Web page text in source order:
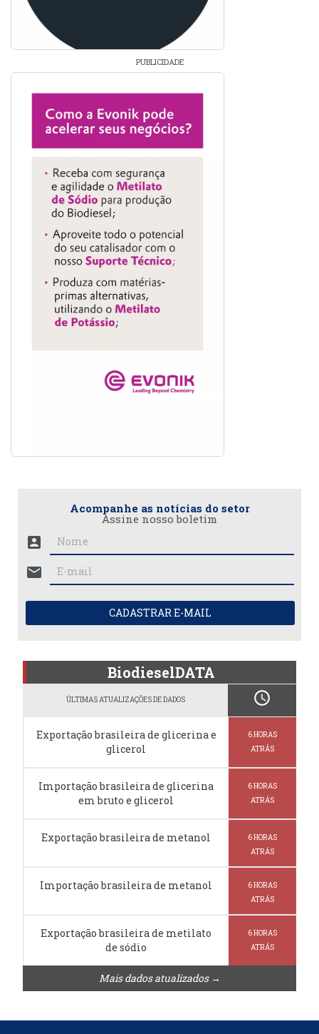
PUBLICIDADE
Acompanhe as notícias do setor
Assine nosso boletim
account_box
mail
CADASTRAR E-MAIL
BiodieselDATA
ÚLTIMAS ATUALIZAÇÕES DE DADOS schedule
Exportação brasileira de glicerina e
glicerol
6 HORAS
ATRÁS
Importação brasileira de glicerina
em bruto e glicerol
6 HORAS
ATRÁS
Exportação brasileira de metanol
6 HORAS
ATRÁS
Importação brasileira de metanol
6 HORAS
ATRÁS
Exportação brasileira de metilato
de sódio
6 HORAS
ATRÁS
Mais dados atualizados →